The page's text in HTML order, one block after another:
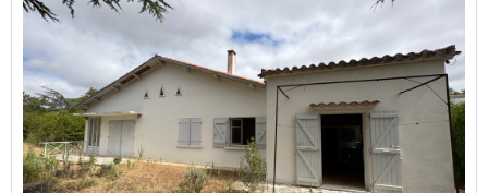
OCCITANIE
GARONNE
(31)
MURET
(31600)